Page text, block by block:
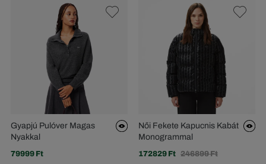
Gyapjú Pulóver Magas
Nyakkal
79999 Ft
Női Fekete Kapucnis Kabát
Monogrammal
172829 Ft 246899 Ft